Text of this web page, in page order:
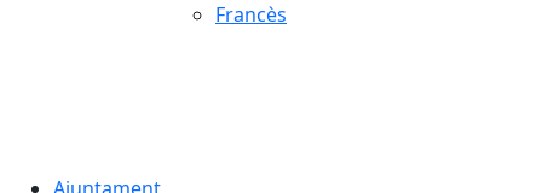
Francès